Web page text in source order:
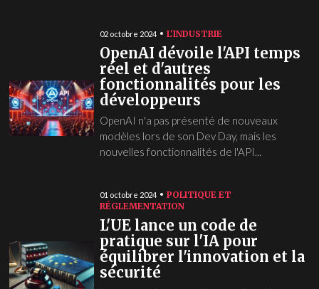
02 octobre 2024 L'INDUSTRIE
OpenAI dévoile l'API temps
réel et d'autres
fonctionnalités pour les
développeurs
OpenAI n'a pas présenté de nouveaux
modèles lors de son Dev Day, mais les
nouvelles fonctionnalités de l'API...
01 octobre 2024
POLITIQUE ET
RÉGLEMENTATION
L'UE lance un code de
pratique sur l'IA pour
équilibrer l'innovation et la
sécurité